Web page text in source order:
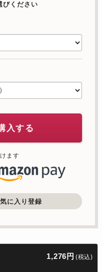
びください
入する
ます
に入り登録
1,276円 (税込)